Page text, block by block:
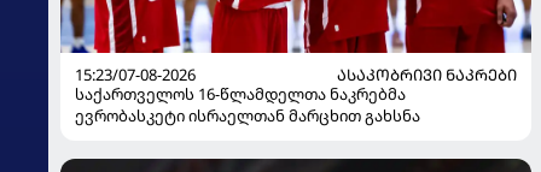
15:23/07-08-2026
ᲐᲡᲐᲙᲝᲑᲠᲘᲕᲘ ᲜᲐᲙᲠᲔᲑᲘ
საქართველოს 16-წლამდელთა ნაკრებმა
ევრობასკეტი ისრაელთან მარცხით გახსნა